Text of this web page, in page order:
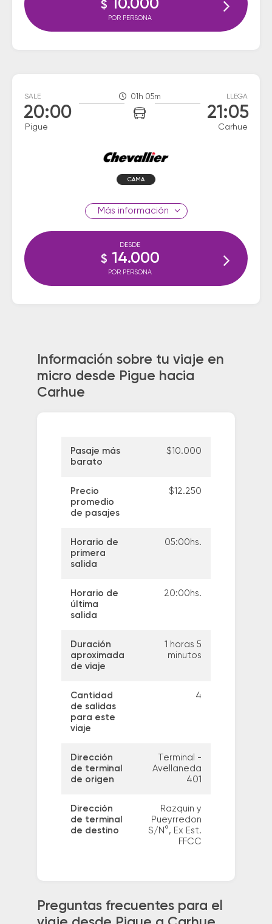
$ 10.000
POR PERSONA
SALE
20:00
Pigue
01h 05m LLEGA
21:05
Carhue
CAMA
información
DESDE
$ 14.000
POR PERSONA
Información sobre tu viaje en
micro desde Pigue hacia
Carhue
Pasaje más
barato
$10.000
Precio
promedio
de pasajes
$12.250
Horario de
primera
salida
05:00hs.
Horario de
última
salida
20:00hs.
Duración
aproximada
de viaje
1 horas 5
minutos
Cantidad
de salidas
para este
viaje
4
Dirección
de terminal
de origen
Terminal -
Avellaneda
401
Dirección
de terminal
de destino
Razquin y
Pueyrredon
S/N°, Ex Est.
FFCC
Preguntas frecuentes para el